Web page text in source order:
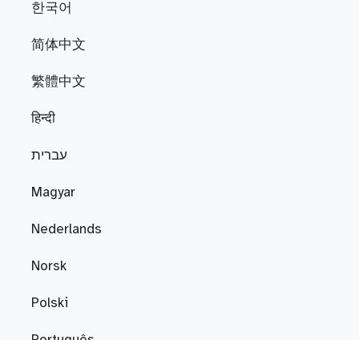
한국어
简体中文
繁體中文
हिन्दी
עברית
Magyar
Nederlands
Norsk
Polski